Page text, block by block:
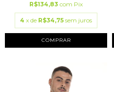
R$134,83 com Pix
4 x de R$34,75 sem juros
COMPRAR